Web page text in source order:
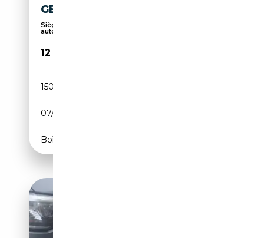
GEPFL
Sièges chauffants, Phares de jour, Start/Stop
auto...
12 990€
150 000 km
07/2013
Boîte automatique